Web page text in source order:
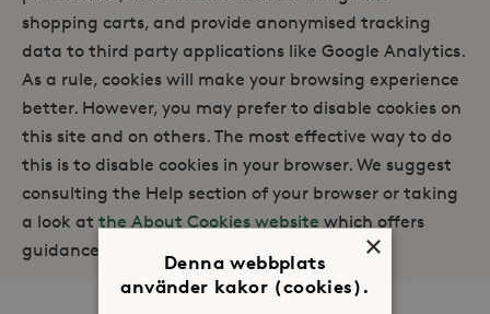
shopping carts, and provide anonymised tracking
data to third party applications like Google Analytics.
As a rule, cookies will make your browsing experience
better. However, you may prefer to disable cookies on
this site and on others. The most effective way to do
this is to disable cookies in your browser. We suggest
consulting the Help section of your browser or taking
a look at the About Cookies website which offers
guidance for all modern browsers
×
Denna webbplats
använder kakor (cookies).